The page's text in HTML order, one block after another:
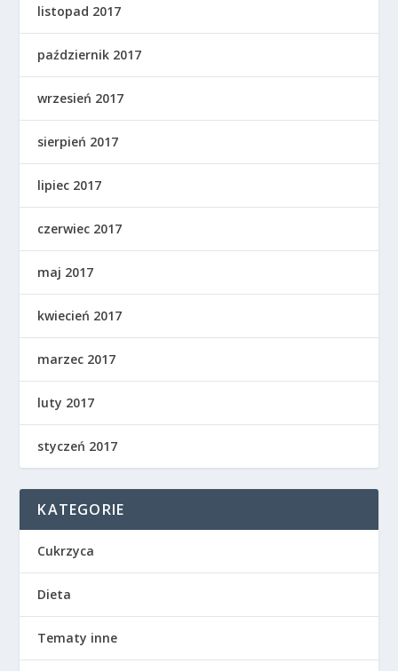
listopad 2017
październik 2017
wrzesień 2017
sierpień 2017
lipiec 2017
czerwiec 2017
maj 2017
kwiecień 2017
marzec 2017
luty 2017
styczeń 2017
KATEGORIE
Cukrzyca
Dieta
Tematy inne